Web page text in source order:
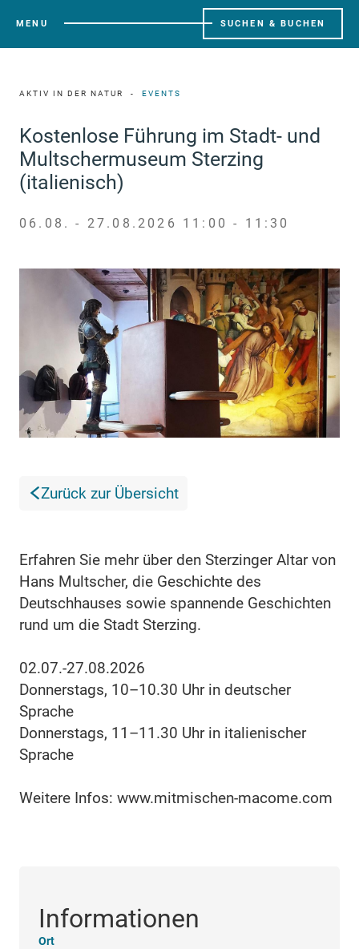
MENU SUCHEN & BUCHEN
AKTIV IN DER NATUR EVENTS
Kostenlose Führung im Stadt- und
Multschermuseum Sterzing
(italienisch)
06.08. - 27.08.2026 11:00 - 11:30
Zurück zur Übersicht
Erfahren Sie mehr über den Sterzinger Altar von
Hans Multscher, die Geschichte des
Deutschhauses sowie spannende Geschichten
rund um die Stadt Sterzing.
02.07.-27.08.2026
Donnerstags, 10–10.30 Uhr in deutscher
Sprache
Donnerstags, 11–11.30 Uhr in italienischer
Sprache
Weitere Infos: www.mitmischen-macome.com
Informationen
Ort